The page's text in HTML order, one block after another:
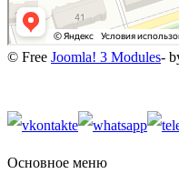
© Free Joomla! 3 Modules-
Основное меню